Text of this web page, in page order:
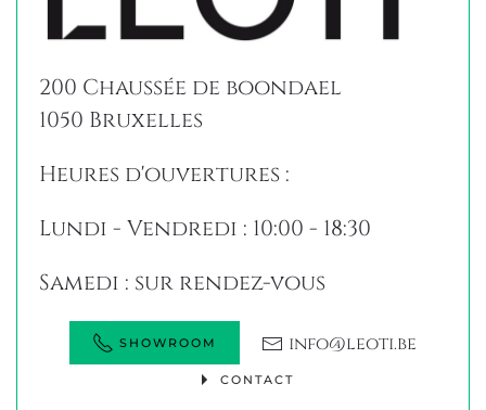
200 Chaussée de boondael
1050 Bruxelles
Heures d'ouvertures :
Lundi - Vendredi : 10:00 - 18:30
Samedi : sur rendez-vous
SHOWROOM info@leoti.be
CONTACT